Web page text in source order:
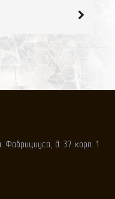
д. 37 корп. 1